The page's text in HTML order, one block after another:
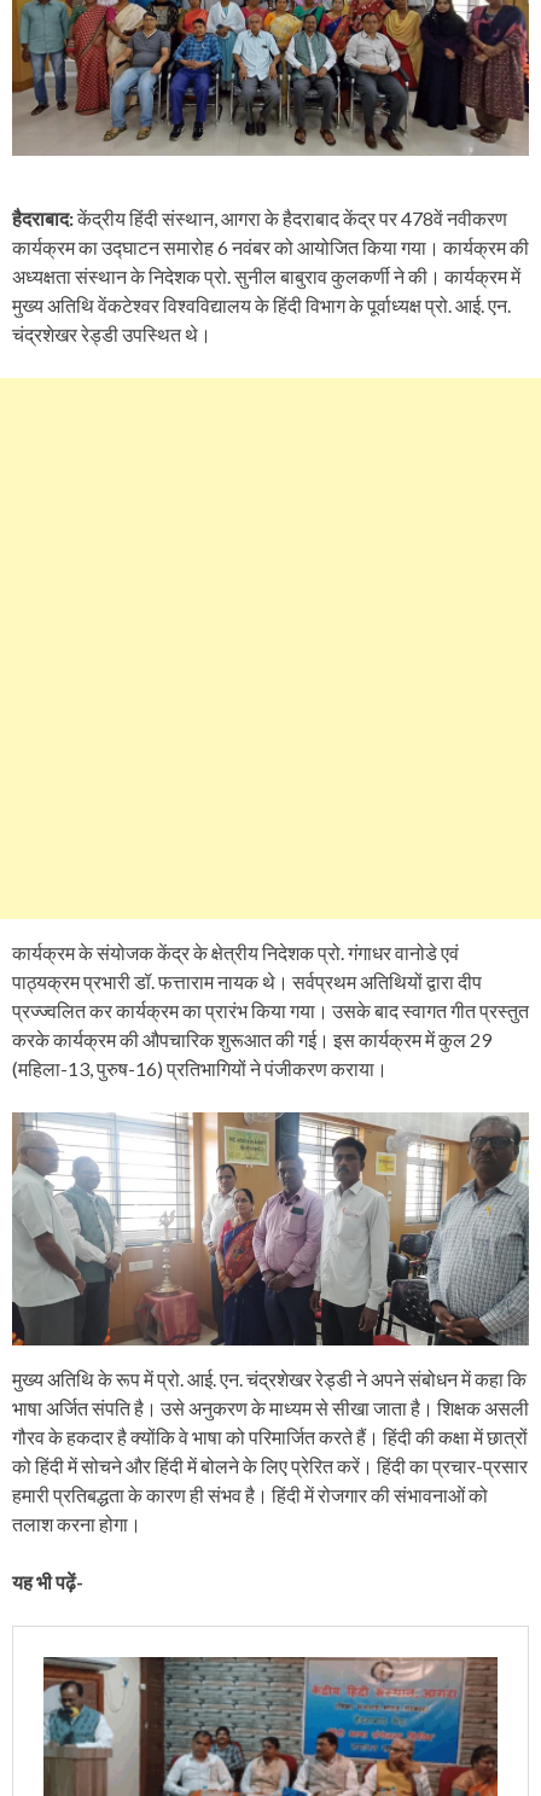
हैदराबाद:केंद्रीय हिंदी संस्थान, आगरा के हैदराबाद केंद्र पर 478वें नवीकरण
कार्यक्रम का उद्घाटन समारोह 6 नवंबर को आयोजित किया गया। कार्यक्रम की
अध्यक्षता संस्थान के निदेशक प्रो. सुनील बाबुराव कुलकर्णी ने की। कार्यक्रम में
मुख्य अतिथि वेंकटेश्वर विश्वविद्यालय के हिंदी विभाग के पूर्वाध्यक्ष प्रो. आई. एन.
चंद्रशेखर रेड्डी उपस्थित थे।
कार्यक्रम के संयोजक केंद्र के क्षेत्रीय निदेशक प्रो. गंगाधर वानोडे एवं
पाठ्यक्रम प्रभारी डॉ. फत्ताराम नायक थे। सर्वप्रथम अतिथियों द्वारा दीप
प्रज्ज्वलित कर कार्यक्रम का प्रारंभ किया गया। उसके बाद स्वागत गीत प्रस्तुत
करके कार्यक्रम की औपचारिक शुरूआत की गई। इस कार्यक्रम में कुल 29
(महिला-13, पुरुष-16) प्रतिभागियों ने पंजीकरण कराया।
मुख्य अतिथि के रूप में प्रो. आई. एन. चंद्रशेखर रेड्डी ने अपने संबोधन में कहा कि
भाषा अर्जित संपति है। उसे अनुकरण के माध्यम से सीखा जाता है। शिक्षक असली
गौरव के हकदार है क्योंकि वे भाषा को परिमार्जित करते हैं। हिंदी की कक्षा में छात्रों
को हिंदी में सोचने और हिंदी में बोलने के लिए प्रेरित करें। हिंदी का प्रचार-प्रसार
हमारी प्रतिबद्धता के कारण ही संभव है। हिंदी में रोजगार की संभावनाओं को
तलाश करना होगा।
यह भी पढ़ें-